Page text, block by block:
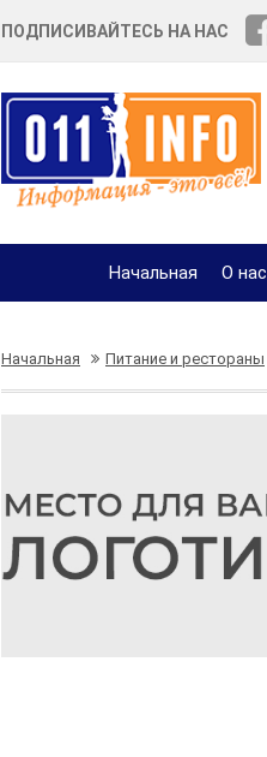
ПОДПИСИВАЙТЕСЬ НА НАС
Начальная О нас
Начальная Питание и рестораны